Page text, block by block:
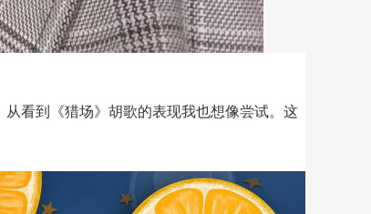
从看到《猎场》胡歌的表现我也想像尝试。这